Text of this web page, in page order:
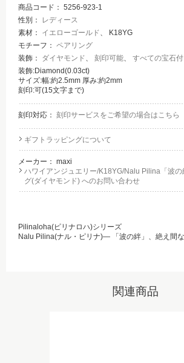
商品コード： 5256-923-1
性別：
レディース
素材： イエローゴールド、 K18YG
モチーフ： ペアリング
装飾： ダイヤモンド、 刻印可能、 すべての宝石
装飾:Diamond(0.03ct)
サイズ:幅:約2.5mm 厚み:約2mm
刻印:可(15文字まで)
刻印対応： 刻印サービスをご希望の場合はこちら
ギフトラッピングについて
メーカー： maxi
ハワイアンジュエリー/K18YG/Nalu Pilina「波の
グ(ダイヤモンド) へのお問い合わせ
Pilinaloha(ピリナロハ)シリーズ
Nalu Pilina(ナル・ピリナ)― 「波の絆」、絶え間
関連商品